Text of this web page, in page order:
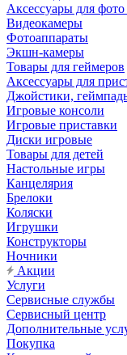
Аксессуары для
Видеокамеры
Фотоаппараты
Экшн-камеры
Товары для геймеров
Аксессуары для
Джойстики,
Игровые консоли
Игровые приставки
Диски игровые
Товары для детей
Настольные игры
Канцелярия
Брелоки
Коляски
Игрушки
Конструкторы
Ночники
Акции
Услуги
Сервисные службы
Сервисный центр
Дополнительные
Покупка